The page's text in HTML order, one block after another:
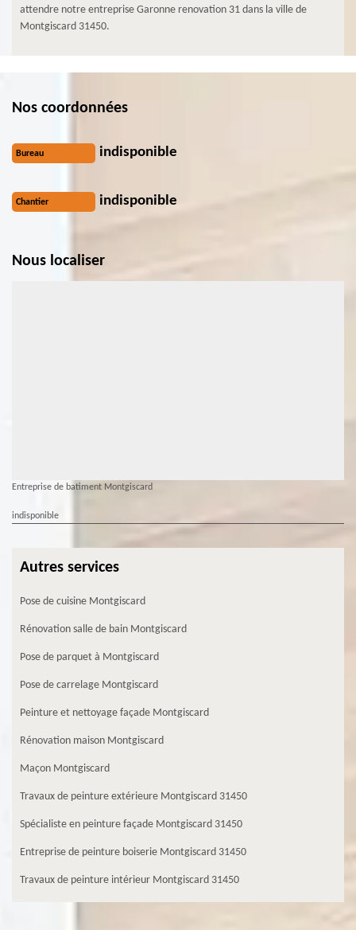
attendre notre entreprise Garonne renovation 31 dans la ville de
Montgiscard 31450.
Nos coordonnées
Bureau indisponible
Chantier indisponible
Nous localiser
Entreprise de batiment Montgiscard
indisponible
Autres services
Pose de cuisine Montgiscard
Rénovation salle de bain Montgiscard
Pose de parquet à Montgiscard
Pose de carrelage Montgiscard
Peinture et nettoyage façade Montgiscard
Rénovation maison Montgiscard
Maçon Montgiscard
Travaux de peinture extérieure Montgiscard 31450
Spécialiste en peinture façade Montgiscard 31450
Entreprise de peinture boiserie Montgiscard 31450
Travaux de peinture intérieur Montgiscard 31450